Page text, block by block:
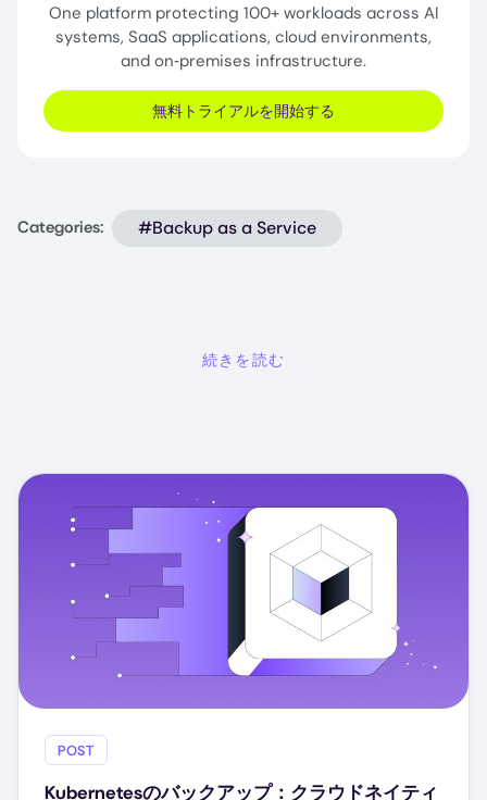
One platform protecting 100+ workloads across AI
systems, SaaS applications, cloud environments,
and on‑premises infrastructure.
無料トライアルを開始する
Categories: #Backup as a Service
続きを読む
POST
Kubernetesのバックアップ：クラウドネイティ